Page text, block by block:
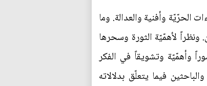
الحرّيّة وأفنية والعدالة. وما
ونظراً لأهمّيّة الثورة وسحرها
وأهمّيّة وتشويقاً في الفكر
فيما يتعلّق بدلالاته